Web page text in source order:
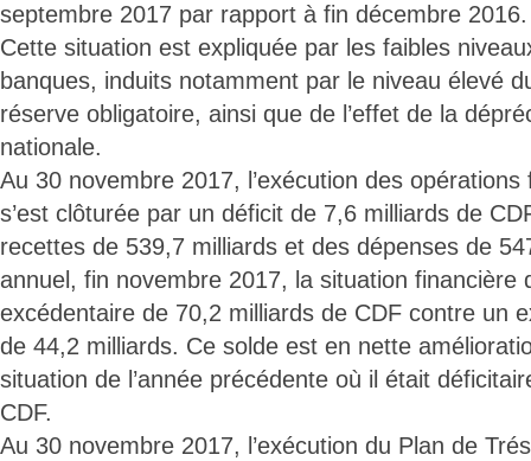
septembre 2017 par rapport à fin décembre 2016.
Cette situation est expliquée par les faibles
banques, induits notamment par le niveau élevé
réserve obligatoire, ainsi que de l’effet de la
nationale.
Au 30 novembre 2017, l’exécution des opérations
s’est clôturée par un déficit de 7,6 milliards de
recettes de 539,7 milliards et des dépenses de
annuel, fin novembre 2017, la situation financière
excédentaire de 70,2 milliards de CDF contre un
de 44,2 milliards. Ce solde est en nette
situation de l’année précédente où il était
CDF.
Au 30 novembre 2017, l’exécution du Plan de